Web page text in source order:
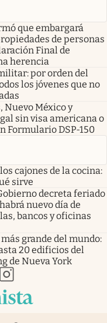
que embargará
de personas
Final de
herencia
por orden del
los jóvenes que no
Nuevo México y
sin visa americana o
Formulario DSP-150
cajones de la cocina:
sirve
decreta feriado
nuevo día de
bancos y oficinas
grande del mundo:
20 edificios del
de Nueva York
pestañapestaña
nueva pestaña
abre en nueva pestaña
abre en nueva pestaña